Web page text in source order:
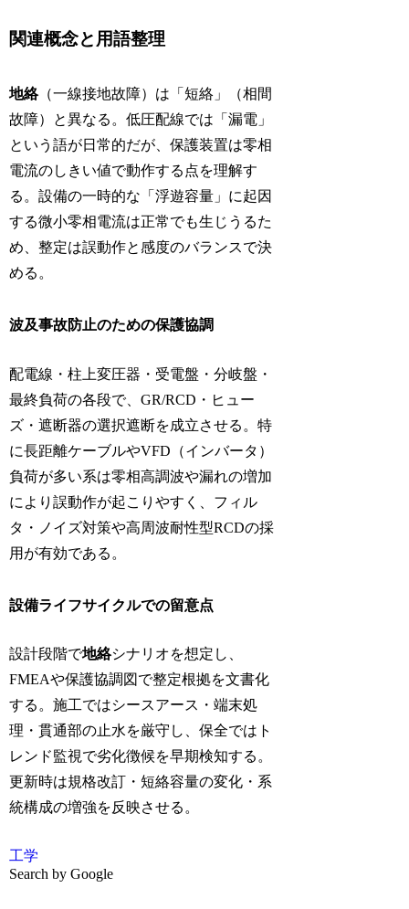
関連概念と用語整理
地絡（一線接地故障）は「短絡」（相間
故障）と異なる。低圧配線では「漏電」
という語が日常的だが、保護装置は零相
電流のしきい値で動作する点を理解す
る。設備の一時的な「浮遊容量」に起因
する微小零相電流は正常でも生じうるた
め、整定は誤動作と感度のバランスで決
める。
波及事故防止のための保護協調
配電線・柱上変圧器・受電盤・分岐盤・
最終負荷の各段で、GR/RCD・ヒュー
ズ・遮断器の選択遮断を成立させる。特
に長距離ケーブルやVFD（インバータ）
負荷が多い系は零相高調波や漏れの増加
により誤動作が起こりやすく、フィル
タ・ノイズ対策や高周波耐性型RCDの採
用が有効である。
設備ライフサイクルでの留意点
設計段階で地絡シナリオを想定し、
FMEAや保護協調図で整定根拠を文書化
する。施工ではシースアース・端末処
理・貫通部の止水を厳守し、保全ではト
レンド監視で劣化徴候を早期検知する。
更新時は規格改訂・短絡容量の変化・系
統構成の増強を反映させる。
工学
Search by Google